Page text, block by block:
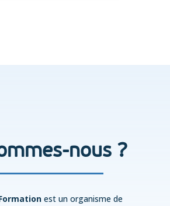
nous ?
est un organisme de